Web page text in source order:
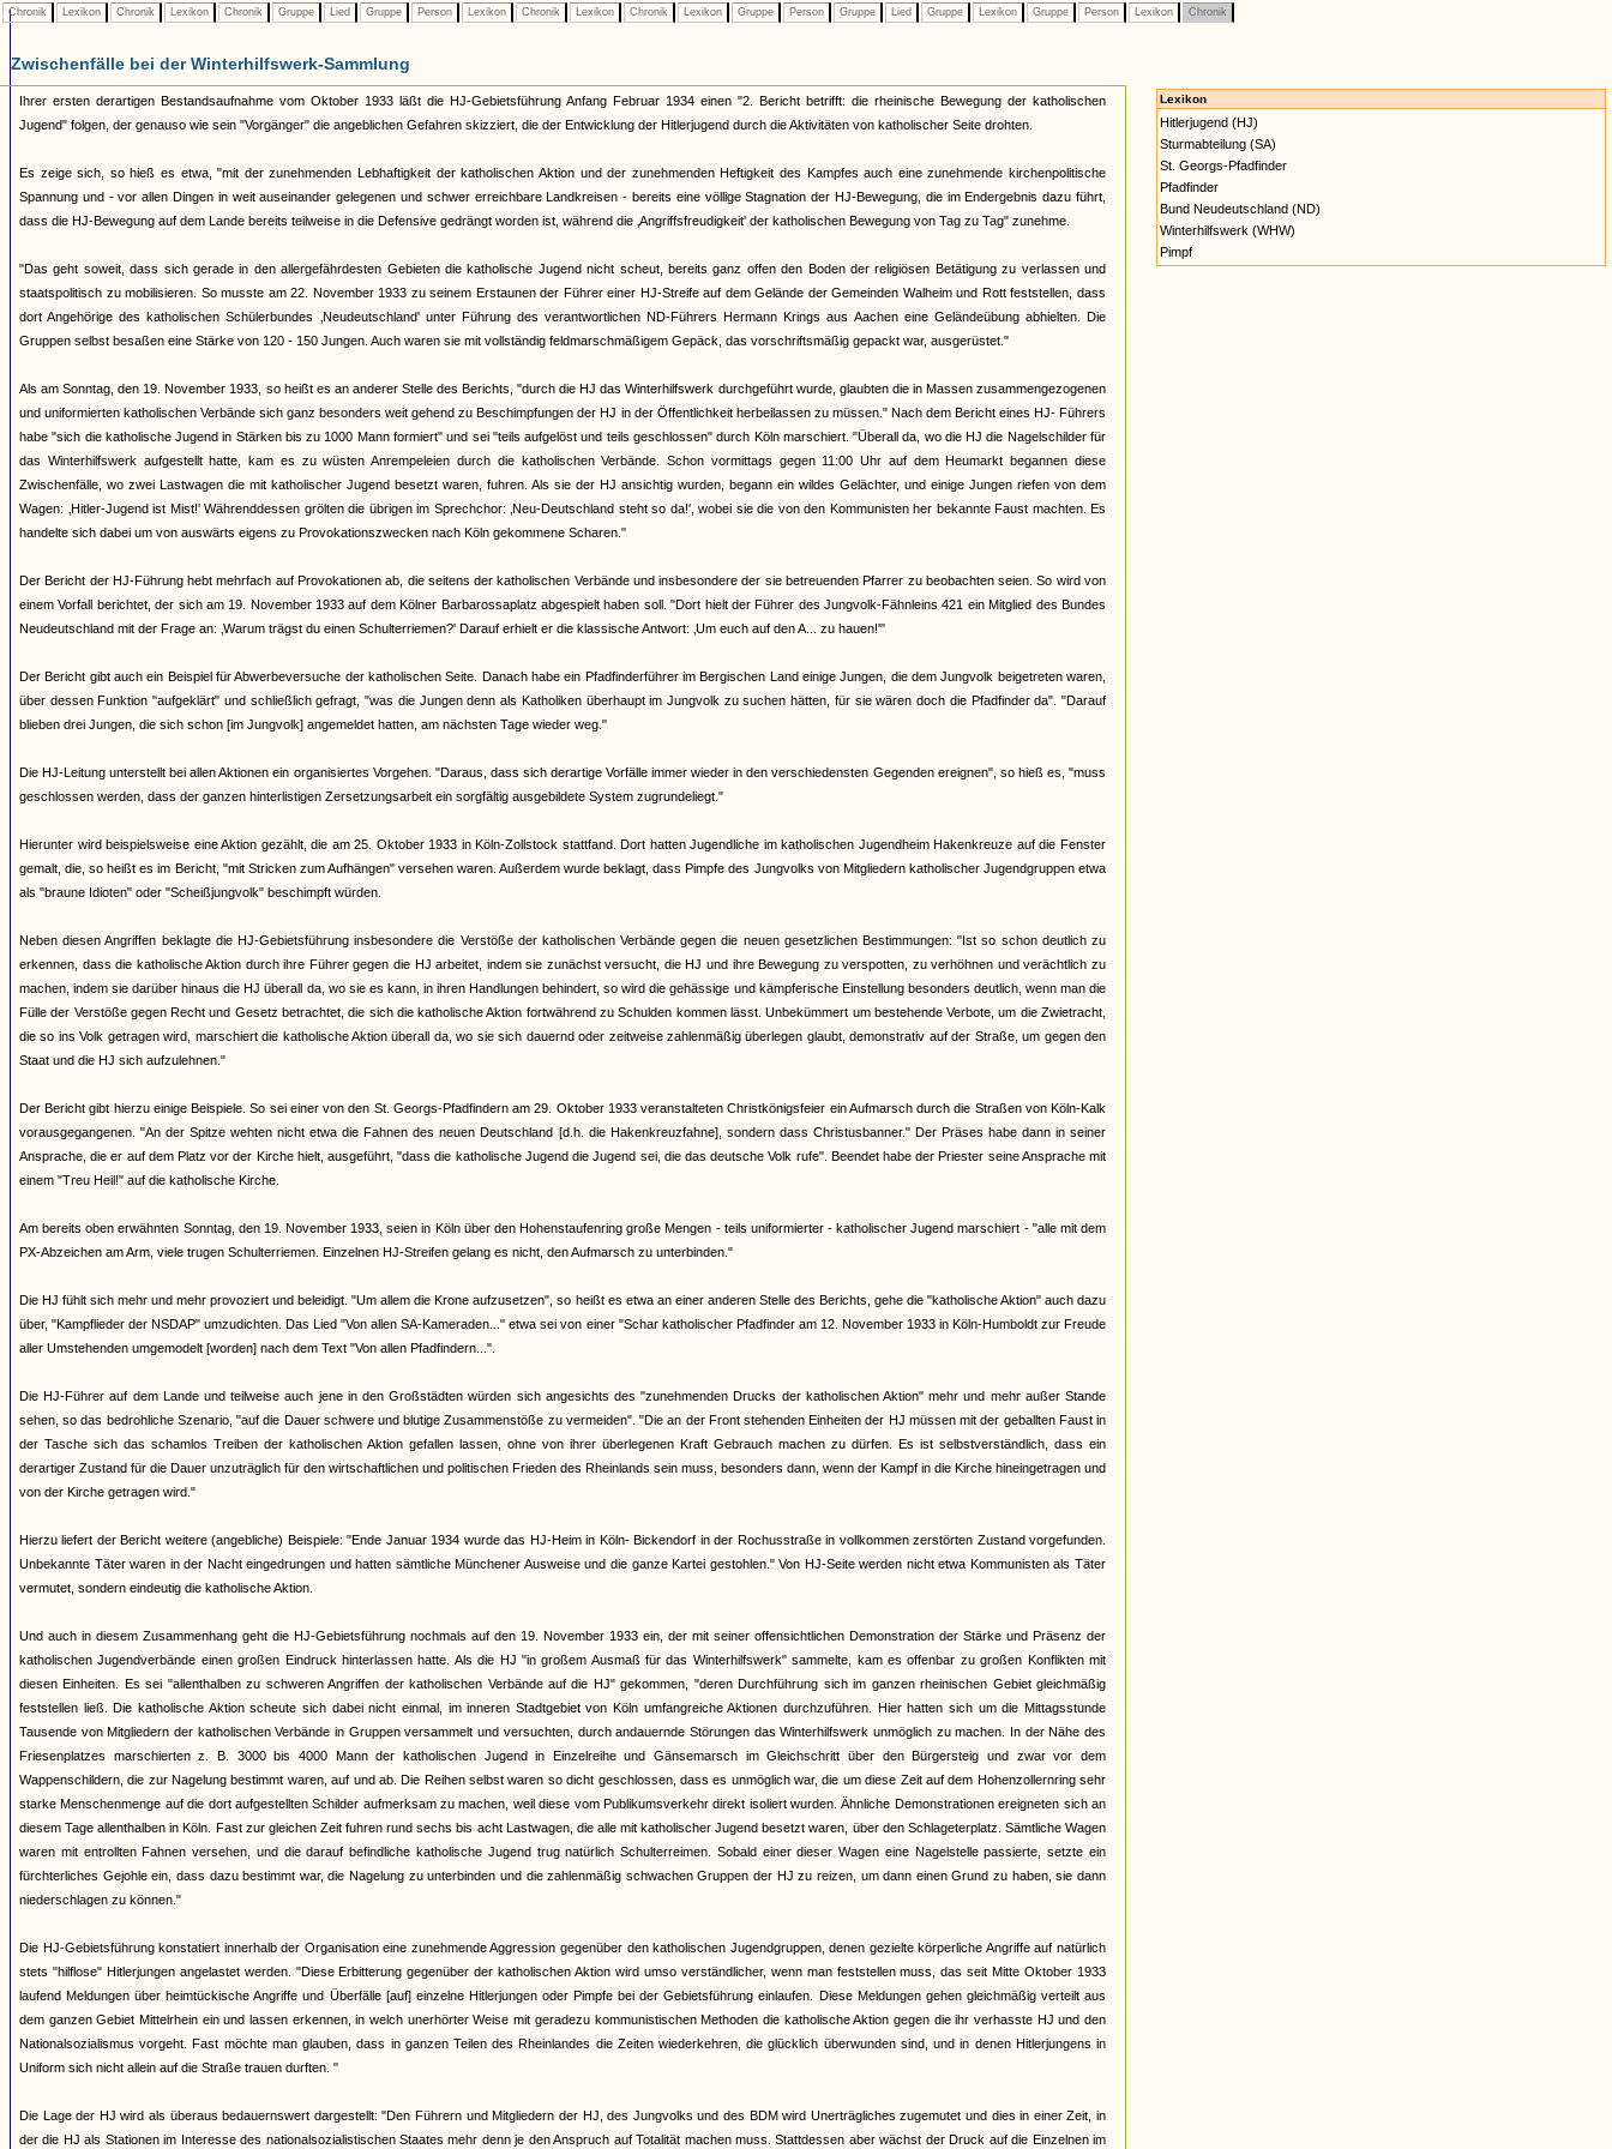
Chronik Lexikon Chronik Lexikon Chronik Gruppe Lied Gruppe Person Lexikon Chronik Lexikon Chronik Lexikon Gruppe Person Gruppe Lied Gruppe Lexikon Gruppe Person Lexikon Chronik
Zwischenfälle bei der Winterhilfswerk-Sammlung
Ihrer ersten derartigen Bestandsaufnahme vom Oktober 1933 läßt die HJ-Gebietsführung Anfang Februar 1934 einen "2. Bericht betrifft: die rheinische Bewegung der katholischen
Jugend" folgen, der genauso wie sein "Vorgänger" die angeblichen Gefahren skizziert, die der Entwicklung der Hitlerjugend durch die Aktivitäten von katholischer Seite drohten.
Es zeige sich, so hieß es etwa, "mit der zunehmenden Lebhaftigkeit der katholischen Aktion und der zunehmenden Heftigkeit des Kampfes auch eine zunehmende kirchenpolitische
Spannung und - vor allen Dingen in weit auseinander gelegenen und schwer erreichbare Landkreisen - bereits eine völlige Stagnation der HJ-Bewegung, die im Endergebnis dazu führt,
dass die HJ-Bewegung auf dem Lande bereits teilweise in die Defensive gedrängt worden ist, während die ‚Angriffsfreudigkeit' der katholischen Bewegung von Tag zu Tag" zunehme.
"Das geht soweit, dass sich gerade in den allergefährdesten Gebieten die katholische Jugend nicht scheut, bereits ganz offen den Boden der religiösen Betätigung zu verlassen und
staatspolitisch zu mobilisieren. So musste am 22. November 1933 zu seinem Erstaunen der Führer einer HJ-Streife auf dem Gelände der Gemeinden Walheim und Rott feststellen, dass
dort Angehörige des katholischen Schülerbundes ‚Neudeutschland' unter Führung des verantwortlichen ND-Führers Hermann Krings aus Aachen eine Geländeübung abhielten. Die
Gruppen selbst besaßen eine Stärke von 120 - 150 Jungen. Auch waren sie mit vollständig feldmarschmäßigem Gepäck, das vorschriftsmäßig gepackt war, ausgerüstet."
Als am Sonntag, den 19. November 1933, so heißt es an anderer Stelle des Berichts, "durch die HJ das Winterhilfswerk durchgeführt wurde, glaubten die in Massen zusammengezogenen
und uniformierten katholischen Verbände sich ganz besonders weit gehend zu Beschimpfungen der HJ in der Öffentlichkeit herbeilassen zu müssen." Nach dem Bericht eines HJ- Führers
habe "sich die katholische Jugend in Stärken bis zu 1000 Mann formiert" und sei "teils aufgelöst und teils geschlossen" durch Köln marschiert. "Überall da, wo die HJ die Nagelschilder für
das Winterhilfswerk aufgestellt hatte, kam es zu wüsten Anrempeleien durch die katholischen Verbände. Schon vormittags gegen 11:00 Uhr auf dem Heumarkt begannen diese
Zwischenfälle, wo zwei Lastwagen die mit katholischer Jugend besetzt waren, fuhren. Als sie der HJ ansichtig wurden, begann ein wildes Gelächter, und einige Jungen riefen von dem
Wagen: ‚Hitler-Jugend ist Mist!' Währenddessen grölten die übrigen im Sprechchor: ‚Neu-Deutschland steht so da!', wobei sie die von den Kommunisten her bekannte Faust machten. Es
handelte sich dabei um von auswärts eigens zu Provokationszwecken nach Köln gekommene Scharen."
Der Bericht der HJ-Führung hebt mehrfach auf Provokationen ab, die seitens der katholischen Verbände und insbesondere der sie betreuenden Pfarrer zu beobachten seien. So wird von
einem Vorfall berichtet, der sich am 19. November 1933 auf dem Kölner Barbarossaplatz abgespielt haben soll. "Dort hielt der Führer des Jungvolk-Fähnleins 421 ein Mitglied des Bundes
Neudeutschland mit der Frage an: ‚Warum trägst du einen Schulterriemen?' Darauf erhielt er die klassische Antwort: ‚Um euch auf den A... zu hauen!'"
Der Bericht gibt auch ein Beispiel für Abwerbeversuche der katholischen Seite. Danach habe ein Pfadfinderführer im Bergischen Land einige Jungen, die dem Jungvolk beigetreten waren,
über dessen Funktion "aufgeklärt" und schließlich gefragt, "was die Jungen denn als Katholiken überhaupt im Jungvolk zu suchen hätten, für sie wären doch die Pfadfinder da". "Darauf
blieben drei Jungen, die sich schon [im Jungvolk] angemeldet hatten, am nächsten Tage wieder weg."
Die HJ-Leitung unterstellt bei allen Aktionen ein organisiertes Vorgehen. "Daraus, dass sich derartige Vorfälle immer wieder in den verschiedensten Gegenden ereignen", so hieß es, "muss
geschlossen werden, dass der ganzen hinterlistigen Zersetzungsarbeit ein sorgfältig ausgebildete System zugrundeliegt."
Hierunter wird beispielsweise eine Aktion gezählt, die am 25. Oktober 1933 in Köln-Zollstock stattfand. Dort hatten Jugendliche im katholischen Jugendheim Hakenkreuze auf die Fenster
gemalt, die, so heißt es im Bericht, "mit Stricken zum Aufhängen" versehen waren. Außerdem wurde beklagt, dass Pimpfe des Jungvolks von Mitgliedern katholischer Jugendgruppen etwa
als "braune Idioten" oder "Scheißjungvolk" beschimpft würden.
Neben diesen Angriffen beklagte die HJ-Gebietsführung insbesondere die Verstöße der katholischen Verbände gegen die neuen gesetzlichen Bestimmungen: "Ist so schon deutlich zu
erkennen, dass die katholische Aktion durch ihre Führer gegen die HJ arbeitet, indem sie zunächst versucht, die HJ und ihre Bewegung zu verspotten, zu verhöhnen und verächtlich zu
machen, indem sie darüber hinaus die HJ überall da, wo sie es kann, in ihren Handlungen behindert, so wird die gehässige und kämpferische Einstellung besonders deutlich, wenn man die
Fülle der Verstöße gegen Recht und Gesetz betrachtet, die sich die katholische Aktion fortwährend zu Schulden kommen lässt. Unbekümmert um bestehende Verbote, um die Zwietracht,
die so ins Volk getragen wird, marschiert die katholische Aktion überall da, wo sie sich dauernd oder zeitweise zahlenmäßig überlegen glaubt, demonstrativ auf der Straße, um gegen den
Staat und die HJ sich aufzulehnen."
Der Bericht gibt hierzu einige Beispiele. So sei einer von den St. Georgs-Pfadfindern am 29. Oktober 1933 veranstalteten Christkönigsfeier ein Aufmarsch durch die Straßen von Köln-Kalk
vorausgegangenen. "An der Spitze wehten nicht etwa die Fahnen des neuen Deutschland [d.h. die Hakenkreuzfahne], sondern dass Christusbanner." Der Präses habe dann in seiner
Ansprache, die er auf dem Platz vor der Kirche hielt, ausgeführt, "dass die katholische Jugend die Jugend sei, die das deutsche Volk rufe". Beendet habe der Priester seine Ansprache mit
einem "Treu Heil!" auf die katholische Kirche.
Am bereits oben erwähnten Sonntag, den 19. November 1933, seien in Köln über den Hohenstaufenring große Mengen - teils uniformierter - katholischer Jugend marschiert - "alle mit dem
PX-Abzeichen am Arm, viele trugen Schulterriemen. Einzelnen HJ-Streifen gelang es nicht, den Aufmarsch zu unterbinden."
Die HJ fühlt sich mehr und mehr provoziert und beleidigt. "Um allem die Krone aufzusetzen", so heißt es etwa an einer anderen Stelle des Berichts, gehe die "katholische Aktion" auch dazu
über, "Kampflieder der NSDAP" umzudichten. Das Lied "Von allen SA-Kameraden..." etwa sei von einer "Schar katholischer Pfadfinder am 12. November 1933 in Köln-Humboldt zur Freude
aller Umstehenden umgemodelt [worden] nach dem Text "Von allen Pfadfindern...".
Die HJ-Führer auf dem Lande und teilweise auch jene in den Großstädten würden sich angesichts des "zunehmenden Drucks der katholischen Aktion" mehr und mehr außer Stande
sehen, so das bedrohliche Szenario, "auf die Dauer schwere und blutige Zusammenstöße zu vermeiden". "Die an der Front stehenden Einheiten der HJ müssen mit der geballten Faust in
der Tasche sich das schamlos Treiben der katholischen Aktion gefallen lassen, ohne von ihrer überlegenen Kraft Gebrauch machen zu dürfen. Es ist selbstverständlich, dass ein
derartiger Zustand für die Dauer unzuträglich für den wirtschaftlichen und politischen Frieden des Rheinlands sein muss, besonders dann, wenn der Kampf in die Kirche hineingetragen und
von der Kirche getragen wird."
Hierzu liefert der Bericht weitere (angebliche) Beispiele: "Ende Januar 1934 wurde das HJ-Heim in Köln- Bickendorf in der Rochusstraße in vollkommen zerstörten Zustand vorgefunden.
Unbekannte Täter waren in der Nacht eingedrungen und hatten sämtliche Münchener Ausweise und die ganze Kartei gestohlen." Von HJ-Seite werden nicht etwa Kommunisten als Täter
vermutet, sondern eindeutig die katholische Aktion.
Und auch in diesem Zusammenhang geht die HJ-Gebietsführung nochmals auf den 19. November 1933 ein, der mit seiner offensichtlichen Demonstration der Stärke und Präsenz der
katholischen Jugendverbände einen großen Eindruck hinterlassen hatte. Als die HJ "in großem Ausmaß für das Winterhilfswerk" sammelte, kam es offenbar zu großen Konflikten mit
diesen Einheiten. Es sei "allenthalben zu schweren Angriffen der katholischen Verbände auf die HJ" gekommen, "deren Durchführung sich im ganzen rheinischen Gebiet gleichmäßig
feststellen ließ. Die katholische Aktion scheute sich dabei nicht einmal, im inneren Stadtgebiet von Köln umfangreiche Aktionen durchzuführen. Hier hatten sich um die Mittagsstunde
Tausende von Mitgliedern der katholischen Verbände in Gruppen versammelt und versuchten, durch andauernde Störungen das Winterhilfswerk unmöglich zu machen. In der Nähe des
Friesenplatzes marschierten z. B. 3000 bis 4000 Mann der katholischen Jugend in Einzelreihe und Gänsemarsch im Gleichschritt über den Bürgersteig und zwar vor dem
Wappenschildern, die zur Nagelung bestimmt waren, auf und ab. Die Reihen selbst waren so dicht geschlossen, dass es unmöglich war, die um diese Zeit auf dem Hohenzollernring sehr
starke Menschenmenge auf die dort aufgestellten Schilder aufmerksam zu machen, weil diese vom Publikumsverkehr direkt isoliert wurden. Ähnliche Demonstrationen ereigneten sich an
diesem Tage allenthalben in Köln. Fast zur gleichen Zeit fuhren rund sechs bis acht Lastwagen, die alle mit katholischer Jugend besetzt waren, über den Schlageterplatz. Sämtliche Wagen
waren mit entrollten Fahnen versehen, und die darauf befindliche katholische Jugend trug natürlich Schulterreimen. Sobald einer dieser Wagen eine Nagelstelle passierte, setzte ein
fürchterliches Gejohle ein, dass dazu bestimmt war, die Nagelung zu unterbinden und die zahlenmäßig schwachen Gruppen der HJ zu reizen, um dann einen Grund zu haben, sie dann
niederschlagen zu können."
Die HJ-Gebietsführung konstatiert innerhalb der Organisation eine zunehmende Aggression gegenüber den katholischen Jugendgruppen, denen gezielte körperliche Angriffe auf natürlich
stets "hilflose" Hitlerjungen angelastet werden. "Diese Erbitterung gegenüber der katholischen Aktion wird umso verständlicher, wenn man feststellen muss, das seit Mitte Oktober 1933
laufend Meldungen über heimtückische Angriffe und Überfälle [auf] einzelne Hitlerjungen oder Pimpfe bei der Gebietsführung einlaufen. Diese Meldungen gehen gleichmäßig verteilt aus
dem ganzen Gebiet Mittelrhein ein und lassen erkennen, in welch unerhörter Weise mit geradezu kommunistischen Methoden die katholische Aktion gegen die ihr verhasste HJ und den
Nationalsozialismus vorgeht. Fast möchte man glauben, dass in ganzen Teilen des Rheinlandes die Zeiten wiederkehren, die glücklich überwunden sind, und in denen Hitlerjungens in
Uniform sich nicht allein auf die Straße trauen durften. "
Die Lage der HJ wird als überaus bedauernswert dargestellt: "Den Führern und Mitgliedern der HJ, des Jungvolks und des BDM wird Unerträgliches zugemutet und dies in einer Zeit, in
der die HJ als Stationen im Interesse des nationalsozialistischen Staates mehr denn je den Anspruch auf Totalität machen muss. Stattdessen aber wächst der Druck auf die Einzelnen im
Lexikon
Hitlerjugend (HJ)
Sturmabteilung (SA)
St. Georgs-Pfadfinder
Pfadfinder
Bund Neudeutschland (ND)
Winterhilfswerk (WHW)
Pimpf